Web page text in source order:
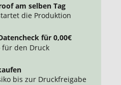
am selben Tag
die Produktion
für 0,00€
den Druck
bis zur Druckfreigabe